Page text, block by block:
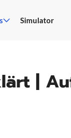
Simulator
|